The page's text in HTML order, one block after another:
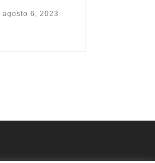
agosto 6, 2023